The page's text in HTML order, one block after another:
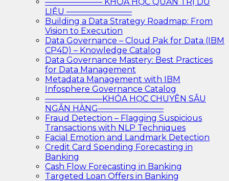
LIỆU ————————
Building a Data Strategy Roadmap: From
Vision to Execution
Data Governance – Cloud Pak for Data (IBM
CP4D) – Knowledge Catalog
Data Governance Mastery: Best Practices
for Data Management
Metadata Management with IBM
Infosphere Governance Catalog
———————KHÓA HỌC CHUYÊN SÂU
NGÂN HÀNG————————
Fraud Detection – Flagging Suspicious
Transactions with NLP Techniques
Facial Emotion and Landmark Detection
Credit Card Spending Forecasting in
Banking
Cash Flow Forecasting in Banking
Targeted Loan Offers in Banking